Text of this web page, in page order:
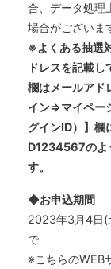
合、データ処理
場合がございま
※よくある抽選
ドレスを記載
欄はメールアド
イン⇒マイペー
グインID）】
D1234567のよ
す。
◆お申込期間
2023年3月4日(
で
※こちらのWEB